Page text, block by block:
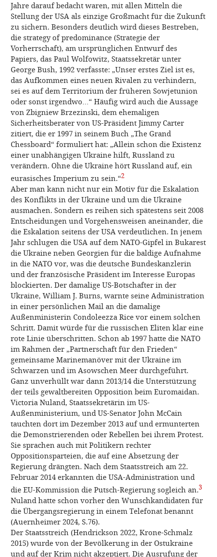
Jahre darauf bedacht waren, mit allen Mitteln die
Stellung der USA als einzige Großmacht für die Zukunft
zu sichern. Besonders deutlich wird dieses Bestreben,
die strategy of predominance (Strategie der
Vorherrschaft), am ursprünglichen Entwurf des
Papiers, das Paul Wolfowitz, Staatssekretär unter
George Bush, 1992 verfasste: „Unser erstes Ziel ist es,
das Aufkommen eines neuen Rivalen zu verhindern,
sei es auf dem Territorium der früheren Sowjetunion
oder sonst irgendwo…“ Häufig wird auch die Aussage
von Zbigniew Brzezinski, dem ehemaligen
Sicherheitsberater von US-Präsident Jimmy Carter
zitiert, die er 1997 in seinem Buch „The Grand
Chessboard“ formuliert hat: „Allein schon die Existenz
einer unabhängigen Ukraine hilft, Russland zu
verändern. Ohne die Ukraine hört Russland auf, ein
eurasisches Imperium zu sein.“2
Aber man kann nicht nur ein Motiv für die Eskalation
des Konflikts in der Ukraine und um die Ukraine
ausmachen. Sondern es reihen sich spätestens seit 2008
Entscheidungen und Vorgehensweisen aneinander, die
die Eskalation seitens der USA verdeutlichen. In jenem
Jahr schlugen die USA auf dem NATO-Gipfel in Bukarest
die Ukraine neben Georgien für die baldige Aufnahme
in die NATO vor, was die deutsche Bundeskanzlerin
und der französische Präsident im Interesse Europas
blockierten. Der damalige US-Botschafter in der
Ukraine, William J. Burns, warnte seine Administration
in einer persönlichen Mail an die damalige
Außenministerin Condoleezza Rice vor einem solchen
Schritt. Damit würde für die russischen Eliten klar eine
rote Linie überschritten. Schon ab 1997 hatte die NATO
im Rahmen der „Partnerschaft für den Frieden“
gemeinsame Marinemanöver mit der Ukraine im
Schwarzen und im Asowschen Meer durchgeführt.
Ganz unverhüllt war dann 2013/14 die Unterstützung
der teils gewaltbereiten Opposition beim Euromaidan.
Victoria Nuland, Staatssekretärin im US-
Außenministerium, und US-Senator John McCain
tauchten dort im Dezember 2013 auf und ermunterten
die Demonstrierenden oder Rebellen bei ihrem Protest.
Sie sprachen auch mit Politikern rechter
Oppositionsparteien, die auf eine Absetzung der
Regierung drängten. Nach dem Staatsstreich am 22.
Februar 2014 erkannten die USA-Administration und
die EU-Kommission die Putsch-Regierung sogleich an.3
Nuland hatte schon vorher den Wunschkandidaten für
die Übergangsregierung in einem Telefonat benannt
(Auernheimer 2024, S.76).
Der Staatsstreich (Hendrickson 2022, Krone-Schmalz
2015) wurde von der Bevölkerung in der Ostukraine
und auf der Krim nicht akzeptiert. Die Ausrufung der